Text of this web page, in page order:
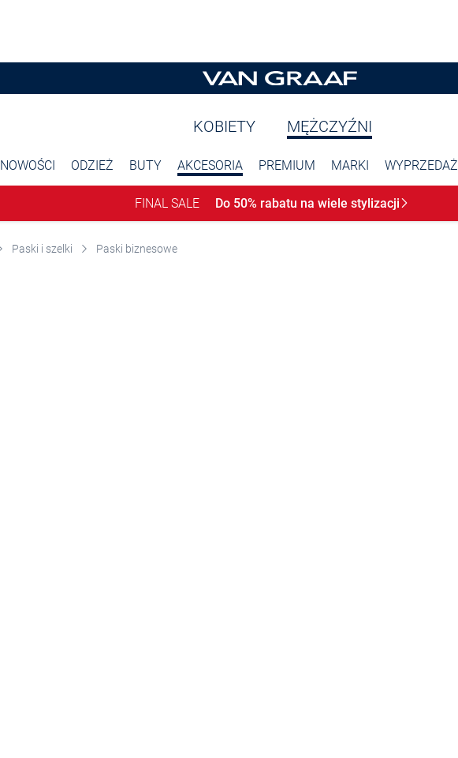
KOBIETY MĘŻCZYŹNI
NOWOŚCI ODZIEŻ BUTY AKCESORIA PREMIUM MARKI WYPRZEDAŻ
FINAL SALE Do 50% rabatu na wiele stylizacji
Paski i szelki Paski biznesowe